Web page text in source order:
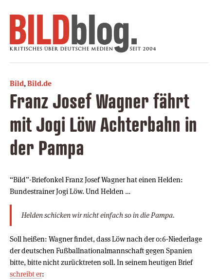
Bild,Bild.de
Franz Josef Wagner fährt
mit Jogi Löw Achterbahn in
der Pampa
“Bild”-Briefonkel Franz Josef Wagner hat einen Helden:
Bundestrainer Jogi Löw. Und Helden …
Helden schicken wir nicht einfach so in die Pampa.
Soll heißen: Wagner findet, dass Löw nach der 0:6-Niederlage
der deutschen Fußballnationalmannschaft gegen Spanien
bitte, bitte nicht zurücktreten soll. In seinem heutigen Brief
schreibt er: